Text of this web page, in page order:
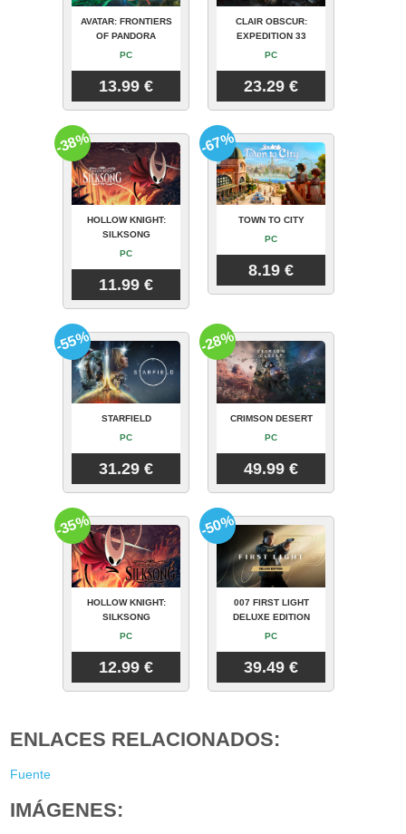
AVATAR: FRONTIERS
OF PANDORA
PC
13.99 €
CLAIR OBSCUR:
EXPEDITION 33
PC
23.29 €
HOLLOW KNIGHT:
SILKSONG
PC
11.99 €
-38%
TOWN TO CITY
PC
8.19 €
-67%
STARFIELD
PC
31.29 €
-55%
CRIMSON DESERT
PC
49.99 €
-28%
HOLLOW KNIGHT:
SILKSONG
PC
12.99 €
-35%
007 FIRST LIGHT
DELUXE EDITION
PC
39.49 €
-50%
ENLACES RELACIONADOS:
Fuente
IMÁGENES: